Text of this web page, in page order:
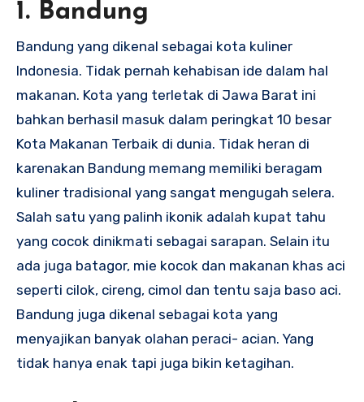
1. Bandung
Bandung yang dikenal sebagai kota kuliner
Indonesia. Tidak pernah kehabisan ide dalam hal
makanan. Kota yang terletak di Jawa Barat ini
bahkan berhasil masuk dalam peringkat 10 besar
Kota Makanan Terbaik di dunia. Tidak heran di
karenakan Bandung memang memiliki beragam
kuliner tradisional yang sangat mengugah selera.
Salah satu yang palinh ikonik adalah kupat tahu
yang cocok dinikmati sebagai sarapan. Selain itu
ada juga batagor, mie kocok dan makanan khas aci
seperti cilok, cireng, cimol dan tentu saja baso aci.
Bandung juga dikenal sebagai kota yang
menyajikan banyak olahan peraci- acian. Yang
tidak hanya enak tapi juga bikin ketagihan.